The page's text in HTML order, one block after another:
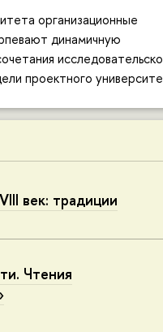
организационные
динамичную
проектного
век: традиции
Чтения